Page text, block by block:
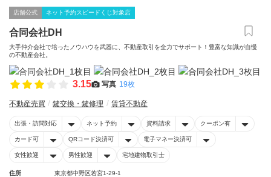
店舗公式 ネット予約スピードくじ対象店
合同会社DH
大手仲介会社で培ったノウハウを武器に、不動産取引を全力でサポート！豊富な知識が自慢
の不動産会社。
3.15 写真 19枚
不動産売買 鍵交換・鍵修理 賃貸不動産
出張・訪問対応 ネット予約 資料請求 クーポン有
カード可 QRコード決済可 電子マネー決済可
女性歓迎 男性歓迎 宅地建物取引士
住所
東京都中野区若宮1-29-1